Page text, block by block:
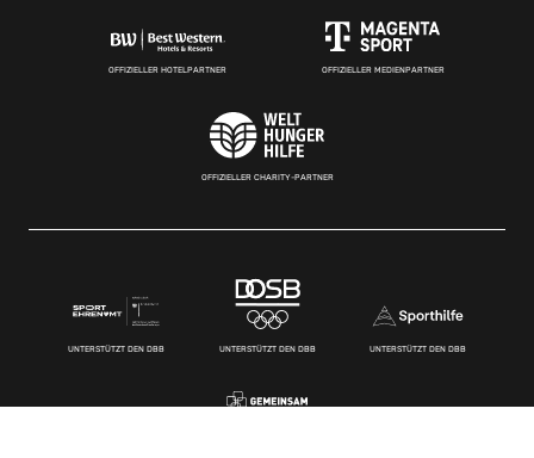
OFFIZIELLER HOTELPARTNER OFFIZIELLER MEDIENPARTNER
OFFIZIELLER CHARITY-PARTNER
UNTERSTÜTZT DEN DBB UNTERSTÜTZT DEN DBB UNTERSTÜTZT DEN DBB